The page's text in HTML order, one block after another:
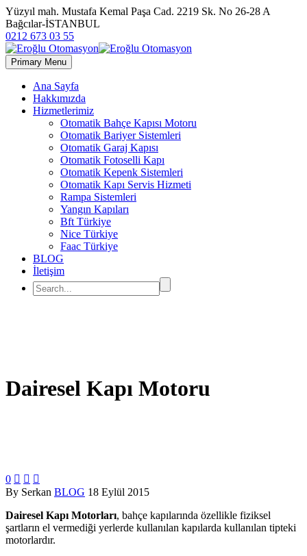
Yüzyıl mah. Mustafa Kemal Paşa Cad. 2219 Sk. No 26-28 A
Bağcılar-İSTANBUL
0212 673 03 55
Primary Menu
Ana Sayfa
Hakkımızda
Hizmetlerimiz
Otomatik Bahçe Kapısı Motoru
Otomatik Bariyer Sistemleri
Otomatik Garaj Kapısı
Otomatik Fotoselli Kapı
Otomatik Kepenk Sistemleri
Otomatik Kapı Servis Hizmeti
Rampa Sistemleri
Yangın Kapıları
Bft Türkiye
Nice Türkiye
Faac Türkiye
BLOG
İletişim
Dairesel Kapı Motoru
0   
By Serkan BLOG 18 Eylül 2015
Dairesel Kapı Motorları, bahçe kapılarında özellikle fiziksel
şartların el vermediği yerlerde kullanılan kapılarda kullanılan tipteki
motorlardır.